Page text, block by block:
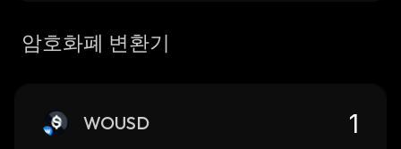
암호화폐 변환기
WOUSD